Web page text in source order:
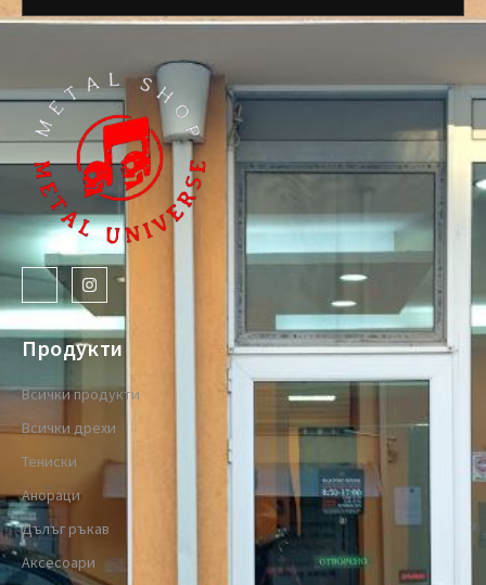
Продукти
Всички продукти
Всички дрехи
Тениски
Анораци
Дълъг ръкав
Аксесоари